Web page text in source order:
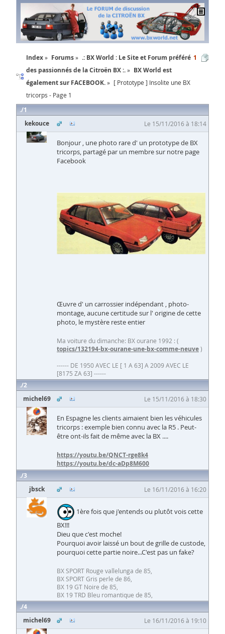
Index Forums
.: BX World : Le Site et Forum préféré
des passionnés de la Citroën BX :.
BX World est
également sur FACEBOOK.
[ Prototype ] Insolite une BX
tricorps - Page 1
1
1
kekouce
Le 15/11/2016 à 18:14
Bonjour , une photo rare d' un prototype de BX
tricorps, partagé par un membre sur notre page
Facebook
Œuvre d' un carrossier indépendant , photo-
montage, aucune certitude sur l' origine de cette
photo, le mystère reste entier
Ma voiture du dimanche: BX ourane 1992 : (
topics/132194-bx-ourane-une-bx-comme-neuve)
------ DE 1950 AVEC LE [ 1 A 63] A 2009 AVEC LE
[8175 ZA 63] ------
2
michel69
Le 15/11/2016 à 18:30
En Espagne les clients aimaient bien les véhicules
tricorps : exemple bien connu avec la R5 . Peut-
être ont-ils fait de même avec la BX ....
https://youtu.be/QNCT-rge8k4
https://youtu.be/dc-aDp8M600
3
jbsck
Le 16/11/2016 à 16:20
1ère fois que j'entends ou plutôt vois cette
BX!!!
Dieu que c'est moche!
Pourquoi avoir laissé un bout de grille de custode,
pourquoi cette partie noire...C'est pas un fake?
BX SPORT Rouge vallelunga de 85,
BX SPORT Gris perle de 86,
BX 19 GT Noire de 85,
BX 19 TRD Bleu romantique de 85,
4
michel69
Le 16/11/2016 à 19:10